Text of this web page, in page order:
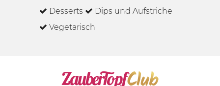
Desserts
Dips und Aufstriche
Vegetarisch